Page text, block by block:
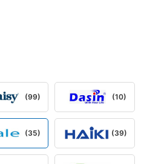
(99) (10)
(35) (39)